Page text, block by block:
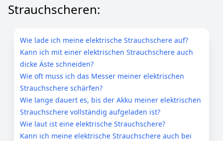
Strauchscheren:
Wie lade ich meine elektrische Strauchschere auf?
Kann ich mit einer elektrischen Strauchschere auch
dicke Äste schneiden?
Wie oft muss ich das Messer meiner elektrischen
Strauchschere schärfen?
Wie lange dauert es, bis der Akku meiner elektrischen
Strauchschere vollständig aufgeladen ist?
Wie laut ist eine elektrische Strauchschere?
Kann ich meine elektrische Strauchschere auch bei